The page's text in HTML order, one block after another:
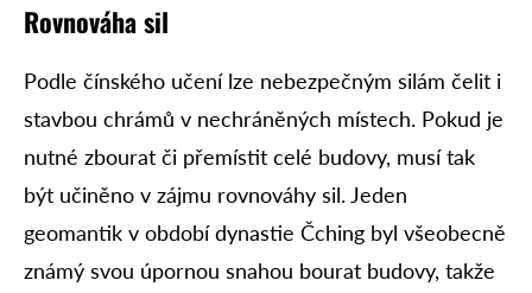
Rovnováha sil
Podle čínského učení lze nebezpečným silám čelit i
stavbou chrámů v nechráněných místech. Pokud je
nutné zbourat či přemístit celé budovy, musí tak
být učiněno v zájmu rovnováhy sil. Jeden
geomantik v období dynastie Čching byl všeobecně
známý svou úpornou snahou bourat budovy, takže